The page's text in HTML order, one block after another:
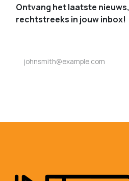
Ontvang het laatste
rechtstreeks in jouw inbox!